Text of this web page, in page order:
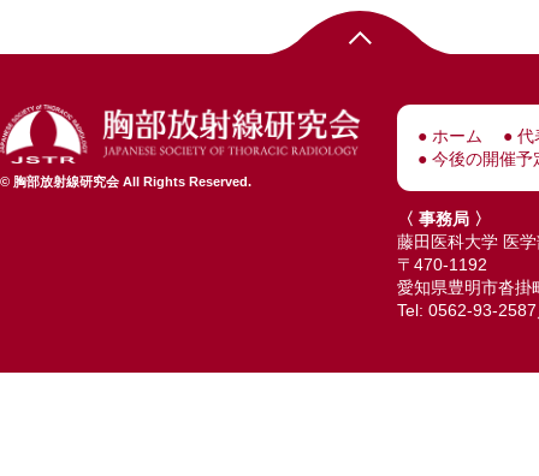
© 胸部放射線研究会 All Rights Reserved.
ホーム
代
今後の開催予
〈 事務局 〉
藤田医科大学 医
〒470-1192
愛知県豊明市沓掛
Tel: 0562-93-